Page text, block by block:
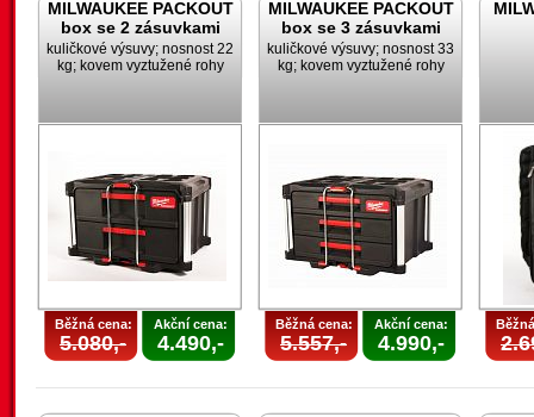
MILWAUKEE PACKOUT
box se 2 zásuvkami
kuličkové výsuvy; nosnost 22
kg; kovem vyztužené rohy
Běžná cena:
5.080,-
Akční cena:
4.490,-
MILWAUKEE PACKOUT
box se 3 zásuvkami
kuličkové výsuvy; nosnost 33
kg; kovem vyztužené rohy
Běžná cena:
5.557,-
Akční cena:
4.990,-